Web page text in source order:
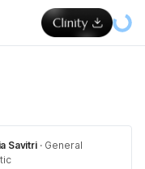
Savitri · General